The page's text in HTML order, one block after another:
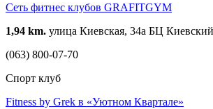
Сеть фитнес клубов GRAFITGYM
1,94 km. улица Киевская, 34а БЦ Киевский
(063) 800-07-70
Спорт клуб
Fitness by Grek в «Уютном Квартале»